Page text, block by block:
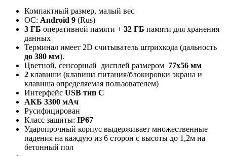
Компактный размер, малый вес
ОС: Android 9 (Rus)
3 ГБ оперативной памяти + 32 ГБ памяти для хранения
данных
Терминал имеет 2D считыватель штрихкода (дальность
до 380 мм).
Цветной, сенсорный дисплей размером 77х56 мм
2 клавиши (клавиша питания/блокировки экрана и
клавиша определяемая пользователем)
Интерфейс USB тип С
АКБ 3300 мАч
Русифицирован
Класс защиты: IP67
Ударопрочный корпус выдерживает множественные
падения на каждую из 6 сторон с высоты до 1,2м на
бетонный пол